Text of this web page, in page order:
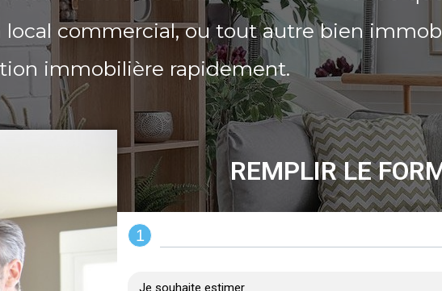
commercial, ou tout autre bien
immobilière rapidement.
REMPLIR LE
1